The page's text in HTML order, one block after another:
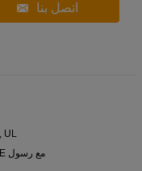
اتصل بنا
UL
RG6 CCS AL PE مع رسول